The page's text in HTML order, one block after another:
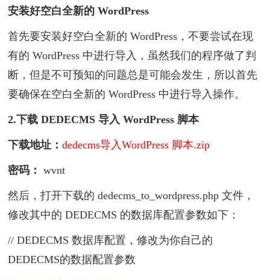
安装好空白全新的 WordPress
首先要安装好空白全新的 WordPress，不要尝试在现
有的 WordPress 中进行导入，虽然我们的程序做了判
断，但是不可预知的问题总是可能会发生，所以首先
要确保在空白全新的 WordPress 中进行导入操作。
2.下载 DEDECMS 导入 WordPress 脚本
下载地址： dedecms导入WordPress 脚本.zip
密码： wvnt
然后，打开下载的 dedecms_to_wordpress.php 文件，
修改其中的 DEDECMS 的数据库配置参数如下：
// DEDECMS 数据库配置，修改为你自己的
DEDECMS的数据配置参数